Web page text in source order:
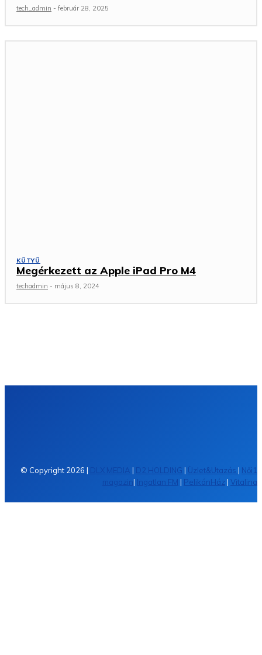
tech_admin - február 28, 2025
KÜTYÜ
Megérkezett az Apple iPad Pro M4
techadmin - május 8, 2024
© Copyright 2026 | DLX MEDIA | D2 HOLDING | Üzlet&Utazás | Női1
magazin| Ingatlan FM | PelikánHáz | Vitalina